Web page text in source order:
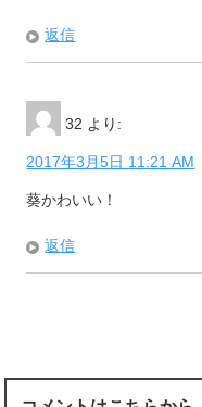
返信
32 より:
2017年3月5日 11:21 AM
葵かわいい！
返信